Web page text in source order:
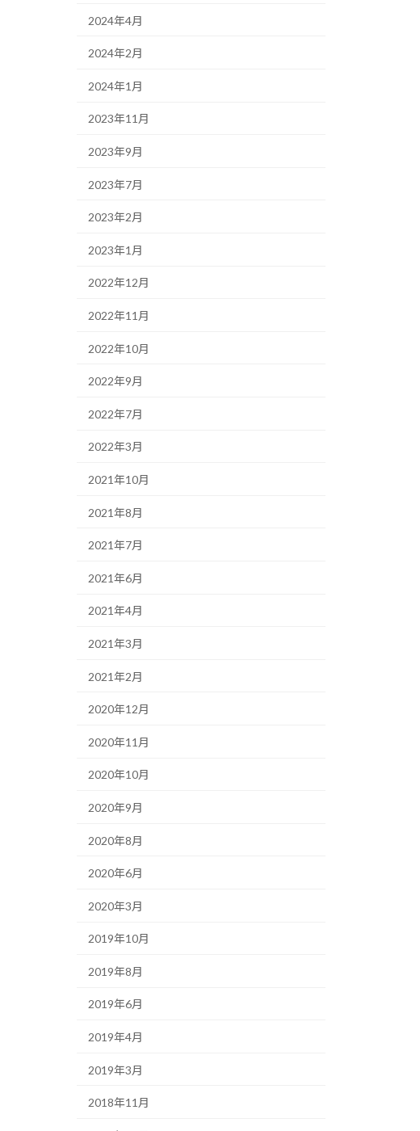
2024年4月
2024年2月
2024年1月
2023年11月
2023年9月
2023年7月
2023年2月
2023年1月
2022年12月
2022年11月
2022年10月
2022年9月
2022年7月
2022年3月
2021年10月
2021年8月
2021年7月
2021年6月
2021年4月
2021年3月
2021年2月
2020年12月
2020年11月
2020年10月
2020年9月
2020年8月
2020年6月
2020年3月
2019年10月
2019年8月
2019年6月
2019年4月
2019年3月
2018年11月